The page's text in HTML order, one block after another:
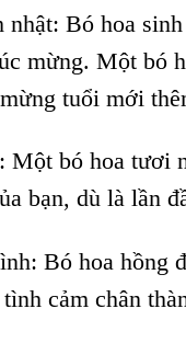
nhật: Bó hoa
mừng. Một bó
tuổi mới
Một bó hoa tươi
bạn, dù là lần
Bó hoa hồng
cảm chân